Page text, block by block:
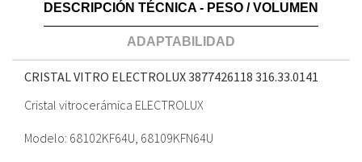
DESCRIPCIÓN TÉCNICA - PESO / VOLUMEN
ADAPTABILIDAD
CRISTAL VITRO ELECTROLUX 3877426118 316.33.0141
Cristal vitrocerámica ELECTROLUX
Modelo: 68102KF64U, 68109KFN64U